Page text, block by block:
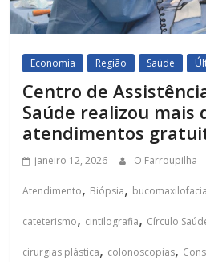
Economia Região Saúde
Centro de
Saúde realizou mais
atendimentos
janeiro 12, 2026 O Farroupilha
Atendimento, Biópsia,
cateterismo, cintilografia, Círculo
cirurgias plástica, colonoscopias,